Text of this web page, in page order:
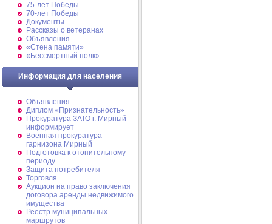
75-лет Победы
70-лет Победы
Документы
Рассказы о ветеранах
Объявления
«Стена памяти»
«Бессмертный полк»
Информация для населения
Объявления
Диплом «Признательность»
Прокуратура ЗАТО г. Мирный
информирует
Военная прокуратура
гарнизона Мирный
Подготовка к отопительному
периоду
Защита потребителя
Торговля
Аукцион на право заключения
договора аренды недвижимого
имущества
Реестр муниципальных
маршрутов